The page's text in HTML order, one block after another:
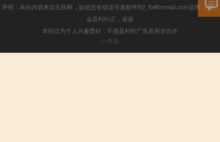
声明：本站内容来自互联网，如信息有错误可发邮件到f_fb#foxmail.com说明，我们
会及时纠正，谢谢
本站仅为个人兴趣爱好，不接盈利性广告及商业合作
小男孩